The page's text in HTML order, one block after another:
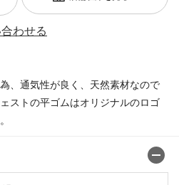
わせる
、通気性が良く、天然素材なので
ストの平ゴムはオリジナルのロゴ